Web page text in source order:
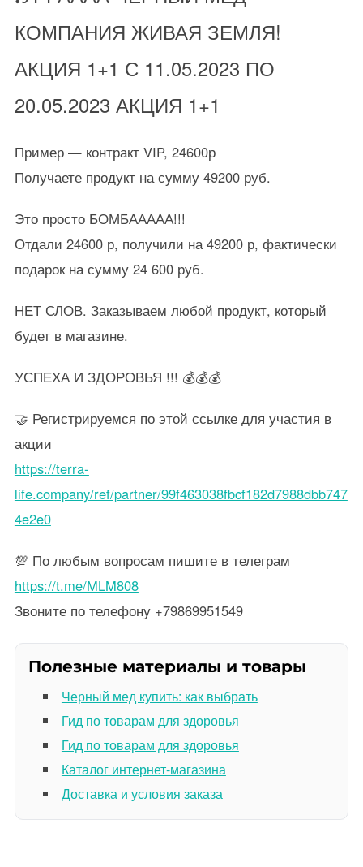
КОМПАНИЯ ЖИВАЯ ЗЕМЛЯ!
АКЦИЯ 1+1 С 11.05.2023 ПО
20.05.2023 АКЦИЯ 1+1
Пример — контракт VIP, 24600р
Получаете продукт на сумму 49200 руб.
Это просто БОМБААААА!!!
Отдали 24600 р, получили на 49200 р, фактически
подарок на сумму 24 600 руб.
НЕТ СЛОВ. Заказываем любой продукт, который
будет в магазине.
УСПЕХА И ЗДОРОВЬЯ !!! 💰💰💰
🤝 Регистрируемся по этой ссылке для участия в
акции
https://terra-
life.company/ref/partner/99f463038fbcf182d7988dbb747
4e2e0
💯 По любым вопросам пишите в телеграм
https://t.me/MLM808
Звоните по телефону +79869951549
Полезные материалы и товары
Черный мед купить: как выбрать
Гид по товарам для здоровья
Гид по товарам для здоровья
Каталог интернет-магазина
Доставка и условия заказа